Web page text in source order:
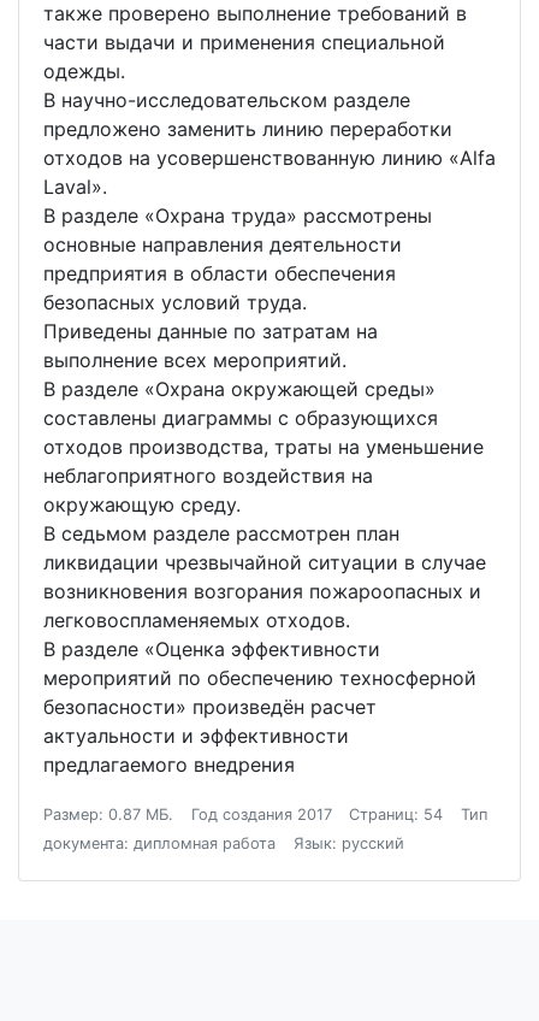
также проверено выполнение требований в
части выдачи и применения специальной
одежды.
В научно-исследовательском разделе
предложено заменить линию переработки
отходов на усовершенствованную линию «Alfa
Laval».
В разделе «Охрана труда» рассмотрены
основные направления деятельности
предприятия в области обеспечения
безопасных условий труда.
Приведены данные по затратам на
выполнение всех мероприятий.
В разделе «Охрана окружающей среды»
составлены диаграммы с образующихся
отходов производства, траты на уменьшение
неблагоприятного воздействия на
окружающую среду.
В седьмом разделе рассмотрен план
ликвидации чрезвычайной ситуации в случае
возникновения возгорания пожароопасных и
легковоспламеняемых отходов.
В разделе «Оценка эффективности
мероприятий по обеспечению техносферной
безопасности» произведён расчет
актуальности и эффективности
предлагаемого внедрения
Размер: 0.87 МБ. Год создания 2017 Страниц: 54
Тип
документа: дипломная работа
Язык: русский